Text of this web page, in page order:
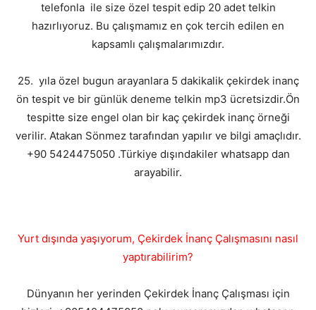
telefonla ile size özel tespit edip 20 adet telkin
hazırlıyoruz. Bu çalışmamız en çok tercih edilen en
kapsamlı çalışmalarımızdır.
25. yıla özel bugun arayanlara 5 dakikalik çekirdek inanç
ön tespit ve bir günlük deneme telkin mp3 ücretsizdir.Ön
tespitte size engel olan bir kaç çekirdek inanç örneği
verilir. Atakan Sönmez tarafından yapılır ve bilgi amaçlıdır.
+90 5424475050 .Türkiye dışındakiler whatsapp dan
arayabilir.
Yurt dışında yaşıyorum, Çekirdek İnanç Çalışmasını nasıl
yaptırabilirim?
Dünyanın her yerinden Çekirdek İnanç Çalışması için